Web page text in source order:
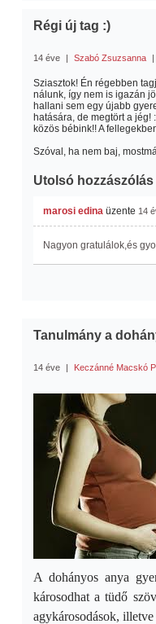
Régi új tag :)
14 éve | Szabó Zsuzsanna |
Sziasztok! Én régebben
nálunk, így nem is igazán
hallani sem egy újabb
hatására, de megtört a jég!
közös bébink!! A
Szóval, ha nem baj,
Utolsó hozzászólás
marosi edina üzente 14
Nagyon gratulálok,és
Tanulmány a
14 éve | Keczánné Macskó
A dohányos anya
károsodhat a tüdő
agykárosodások,